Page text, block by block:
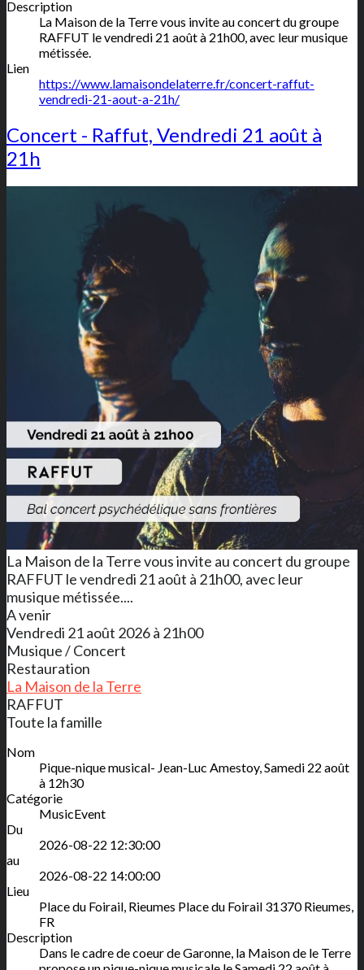
Description
La Maison de la Terre vous invite au concert du groupe
RAFFUT le vendredi 21 août à 21h00, avec leur musique
métissée.
Lien
https://www.lamaisondelaterre.fr/concert-raffut-
vendredi-21-aout-a-21h/
Concert - Raffut, Vendredi 21 août à
21h
La Maison de la Terre vous invite au concert du groupe
RAFFUT le vendredi 21 août à 21h00, avec leur
musique métissée....
A venir
Vendredi 21 août 2026 à 21h00
Musique / Concert
Restauration
La Maison de la Terre
RAFFUT
Toute la famille
Nom
Pique-nique musical- Jean-Luc Amestoy, Samedi 22 août
à 12h30
Catégorie
MusicEvent
Du
2026-08-22 12:30:00
au
2026-08-22 14:00:00
Lieu
Place du Foirail, Rieumes Place du Foirail 31370 Rieumes
FR
Description
Dans le cadre de coeur de Garonne, la Maison de le Terre